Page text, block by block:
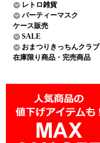
レトロ雑貨
パーティーマスク
ケース販売
SALE
おまつりきっちんクラブ
在庫限り商品・完売商品